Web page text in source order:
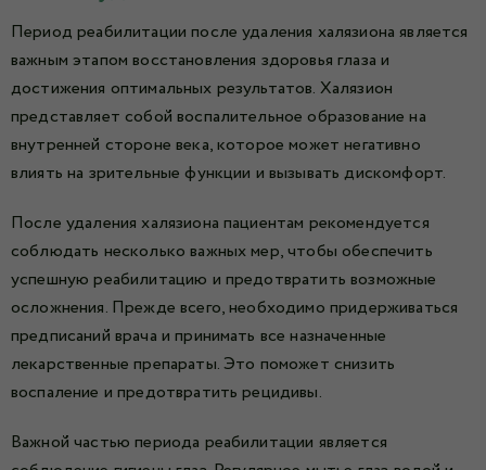
Период реабилитации после удаления халязиона является
важным этапом восстановления здоровья глаза и
достижения оптимальных результатов. Халязион
представляет собой воспалительное образование на
внутренней стороне века, которое может негативно
влиять на зрительные функции и вызывать дискомфорт.
После удаления халязиона пациентам рекомендуется
соблюдать несколько важных мер, чтобы обеспечить
успешную реабилитацию и предотвратить возможные
осложнения. Прежде всего, необходимо придерживаться
предписаний врача и принимать все назначенные
лекарственные препараты. Это поможет снизить
воспаление и предотвратить рецидивы.
Важной частью периода реабилитации является